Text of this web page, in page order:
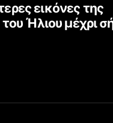
εικόνες της
Ήλιου μέχρι